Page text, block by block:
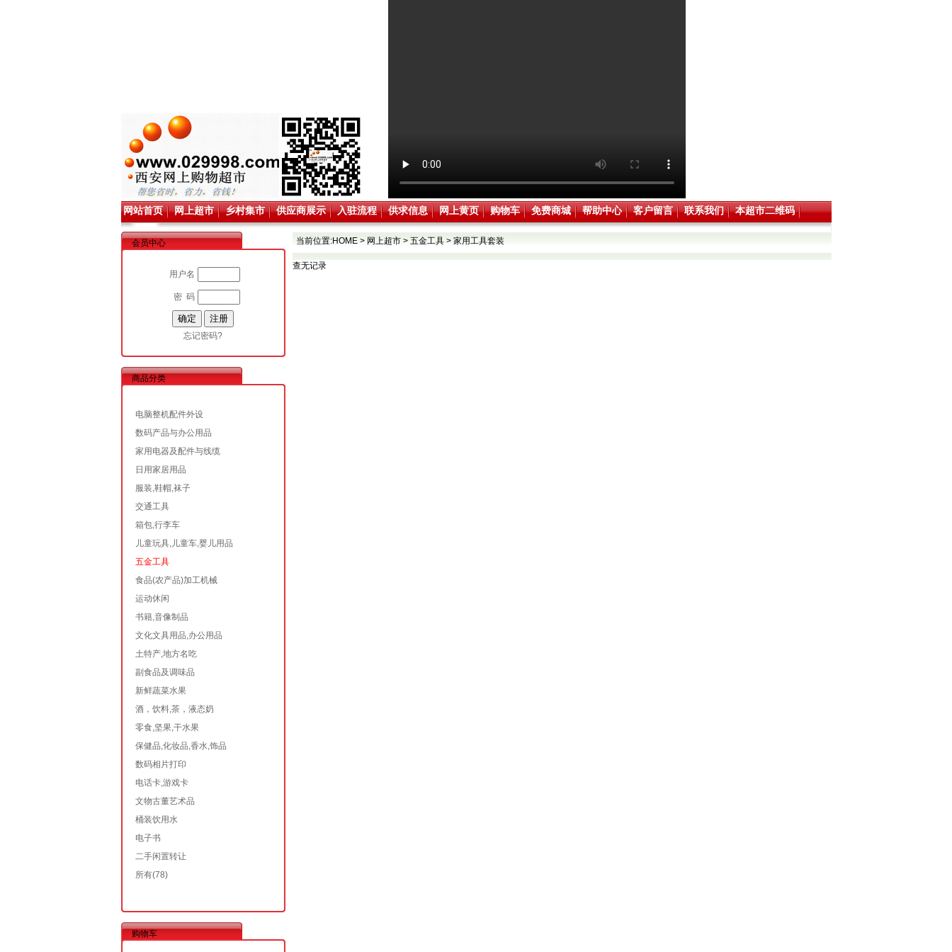
网站首页 网上超市 乡村集市 供应商展示 入驻流程 供求信息 网上黄页 购物车 免费商城 帮助中心 客户留言 联系我们 本超市二维码
会员中心
用户名
密 码
忘记密码?
商品分类
电脑整机配件外设
数码产品与办公用品
家用电器及配件与线缆
日用家居用品
服装,鞋帽,袜子
交通工具
箱包,行李车
儿童玩具,儿童车,婴儿用品
五金工具
食品(农产品)加工机械
运动休闲
书籍,音像制品
文化文具用品,办公用品
土特产,地方名吃
副食品及调味品
新鲜蔬菜水果
酒，饮料,茶，液态奶
零食,坚果,干水果
保健品,化妆品,香水,饰品
数码相片打印
电话卡,游戏卡
文物古董艺术品
桶装饮用水
电子书
二手闲置转让
所有(78)
购物车
当前位置:HOME> 网上超市> 五金工具> 家用工具套装
查无记录